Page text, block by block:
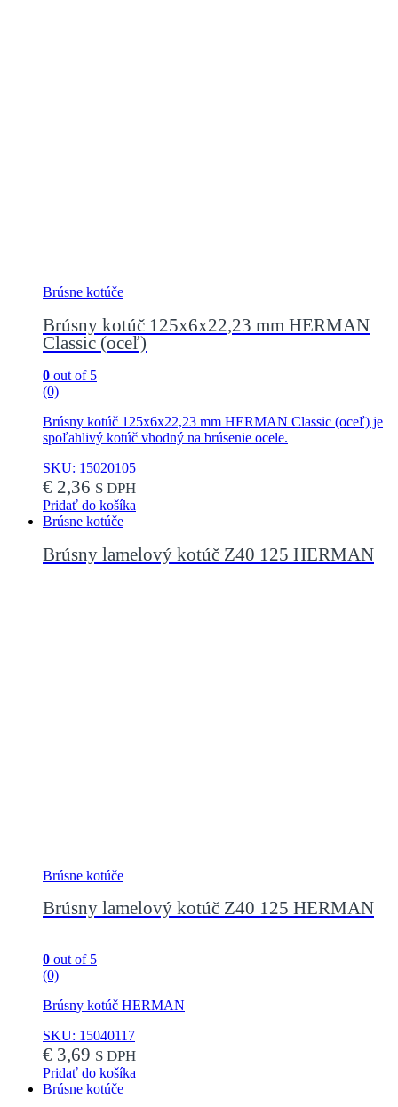
Brúsne kotúče
Brúsny kotúč 125x6x22,23 mm HERMAN
Classic (oceľ)
0 out of 5
(0)
Brúsny kotúč 125x6x22,23 mm HERMAN Classic (oceľ) je
spoľahlivý kotúč vhodný na brúsenie ocele.
SKU: 15020105
€ 2,36 S DPH
Pridať do košíka
Brúsne kotúče
Brúsny lamelový kotúč Z40 125 HERMAN
Brúsne kotúče
Brúsny lamelový kotúč Z40 125 HERMAN
0 out of 5
(0)
Brúsny kotúč HERMAN
SKU: 15040117
€ 3,69 S DPH
Pridať do košíka
Brúsne kotúče